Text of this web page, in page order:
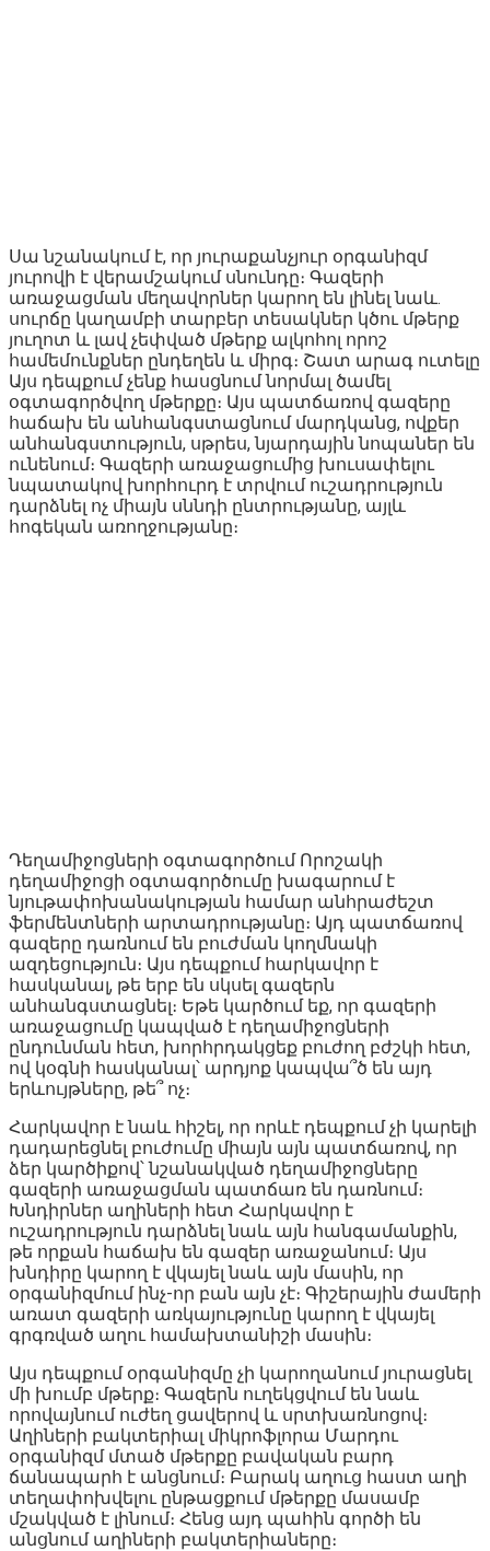
Սա նշանակում է, որ յուրաքանչյուր օրգանիզմ
յուրովի է վերամշակում սնունդը։ Գազերի
առաջացման մեղավորներ կարող են լինել նաև.
սուրճը կաղամբի տարբեր տեսակներ կծու մթերք
յուղոտ և լավ չեփված մթերք ալկոհոլ որոշ
համեմունքներ ընդեղեն և միրգ։ Շատ արագ ուտելը
Այս դեպքում չենք հասցնում նորմալ ծամել
օգտագործվող մթերքը։ Այս պատճառով գազերը
հաճախ են անհանգստացնում մարդկանց, ովքեր
անհանգստություն, սթրես, նյարդային նոպաներ են
ունենում։ Գազերի առաջացումից խուսափելու
նպատակով խորհուրդ է տրվում ուշադրություն
դարձնել ոչ միայն սննդի ընտրությանը, այլև
հոգեկան առողջությանը։
Դեղամիջոցների օգտագործում Որոշակի
դեղամիջոցի օգտագործումը խագարում է
նյութափոխանակության համար անհրաժեշտ
ֆերմենտների արտադրությանը։ Այդ պատճառով
գազերը դառնում են բուժման կողմնակի
ազդեցություն։ Այս դեպքում հարկավոր է
հասկանալ, թե երբ են սկսել գազերն
անհանգստացնել։ Եթե կարծում եք, որ գազերի
առաջացումը կապված է դեղամիջոցների
ընդունման հետ, խորհրդակցեք բուժող բժշկի հետ,
ով կօգնի հասկանալ՝ արդյոք կապվա՞ծ են այդ
երևույթները, թե՞ ոչ։
Հարկավոր է նաև հիշել, որ որևէ դեպքում չի կարելի
դադարեցնել բուժումը միայն այն պատճառով, որ
ձեր կարծիքով՝ նշանակված դեղամիջոցները
գազերի առաջացման պատճառ են դառնում։
Խնդիրներ աղիների հետ Հարկավոր է
ուշադրություն դարձնել նաև այն հանգամանքին,
թե որքան հաճախ են գազեր առաջանում։ Այս
խնդիրը կարող է վկայել նաև այն մասին, որ
օրգանիզմում ինչ-որ բան այն չէ։ Գիշերային ժամերի
առատ գազերի առկայությունը կարող է վկայել
գրգռված աղու համախտանիշի մասին։
Այս դեպքում օրգանիզմը չի կարողանում յուրացնել
մի խումբ մթերք։ Գազերն ուղեկցվում են նաև
որովայնում ուժեղ ցավերով և սրտխառնոցով։
Աղիների բակտերիալ միկրոֆլորա Մարդու
օրգանիզմ մտած մթերքը բավական բարդ
ճանապարհ է անցնում։ Բարակ աղուց հաստ աղի
տեղափոխվելու ընթացքում մթերքը մասամբ
մշակված է լինում։ Հենց այդ պահին գործի են
անցնում աղիների բակտերիաները։